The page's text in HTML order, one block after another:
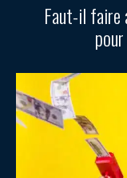
Faut-il faire